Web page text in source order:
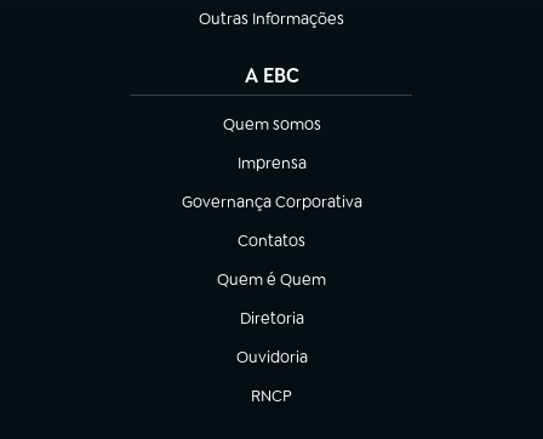
Outras Informações
(abre em nova aba)
A EBC
Quem somos
(abre em nova aba)
Imprensa
(abre em nova aba)
Governança Corporativa
(abre em nova aba)
Contatos
(abre em nova aba)
Quem é Quem
(abre em nova aba)
Diretoria
(abre em nova aba)
Ouvidoria
(abre em nova aba)
RNCP
(abre em nova aba)